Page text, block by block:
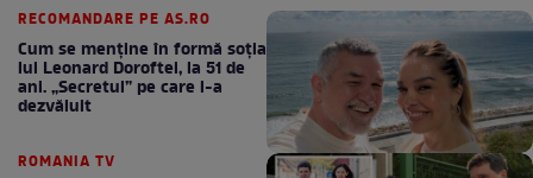
RECOMANDARE PE AS.RO
Cum se menţine în formă soţia
lui Leonard Doroftei, la 51 de
ani. „Secretul” pe care l-a
dezvăluit
ROMANIA TV